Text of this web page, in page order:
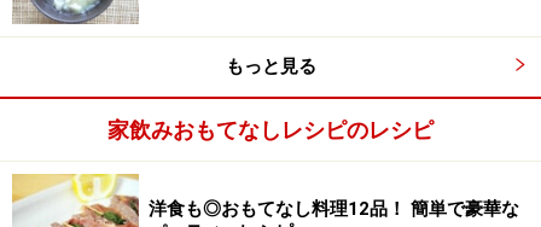
じゃがいもを炒める。
じゃがいもを加えてさらに炒める。
もっと見る
家飲みおもてなしレシピのレシピ
洋食も◎おもてなし料理12品！ 簡単で豪華な